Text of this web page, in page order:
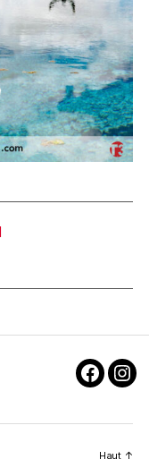
Haut ↑